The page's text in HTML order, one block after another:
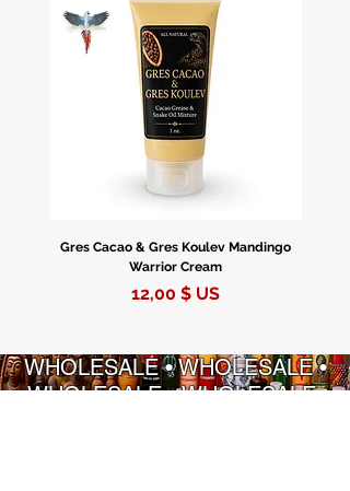
Gres Cacao & Gres Koulev Mandingo
Warrior Cream
Prix
12,00 $ US
WHOLESALE • WHOLESALE •
WHOLESALE • WHOLESALE